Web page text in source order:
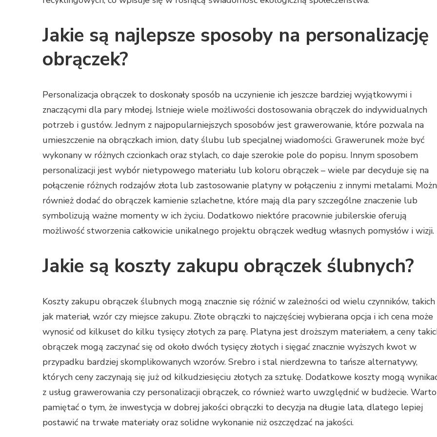
Jakie są najlepsze sposoby na personalizację
obrączek?
Personalizacja obrączek to doskonały sposób na uczynienie ich jeszcze bardziej wyjątkowymi i
znaczącymi dla pary młodej. Istnieje wiele możliwości dostosowania obrączek do indywidualnych
potrzeb i gustów. Jednym z najpopularniejszych sposobów jest grawerowanie, które pozwala na
umieszczenie na obrączkach imion, daty ślubu lub specjalnej wiadomości. Grawerunek może być
wykonany w różnych czcionkach oraz stylach, co daje szerokie pole do popisu. Innym sposobem
personalizacji jest wybór nietypowego materiału lub koloru obrączek – wiele par decyduje się na
połączenie różnych rodzajów złota lub zastosowanie platyny w połączeniu z innymi metalami.
również dodać do obrączek kamienie szlachetne, które mają dla pary szczególne znaczenie lub
symbolizują ważne momenty w ich życiu. Dodatkowo niektóre pracownie jubilerskie oferują
możliwość stworzenia całkowicie unikalnego projektu obrączek według własnych pomysłów i wizji.
Jakie są koszty zakupu obrączek ślubnych?
Koszty zakupu obrączek ślubnych mogą znacznie się różnić w zależności od wielu czynników, takich
jak materiał, wzór czy miejsce zakupu. Złote obrączki to najczęściej wybierana opcja i ich cena może
wynosić od kilkuset do kilku tysięcy złotych za parę. Platyna jest droższym materiałem, a ceny
obrączek mogą zaczynać się od około dwóch tysięcy złotych i sięgać znacznie wyższych kwot w
przypadku bardziej skomplikowanych wzorów. Srebro i stal nierdzewna to tańsze alternatywy,
których ceny zaczynają się już od kilkudziesięciu złotych za sztukę. Dodatkowe koszty mogą
z usług grawerowania czy personalizacji obrączek, co również warto uwzględnić w budżecie. Warto
pamiętać o tym, że inwestycja w dobrej jakości obrączki to decyzja na długie lata, dlatego lepiej
postawić na trwałe materiały oraz solidne wykonanie niż oszczędzać na jakości.